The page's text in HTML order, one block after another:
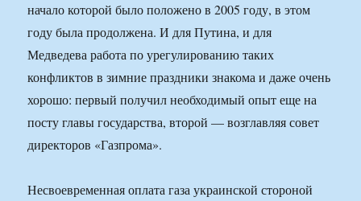
начало которой было положено в 2005 году, в этом
году была продолжена. И для Путина, и для
Медведева работа по урегулированию таких
конфликтов в зимние праздники знакома и даже очень
хорошо: первый получил необходимый опыт еще на
посту главы государства, второй — возглавляя совет
директоров «Газпрома».
Несвоевременная оплата газа украинской стороной